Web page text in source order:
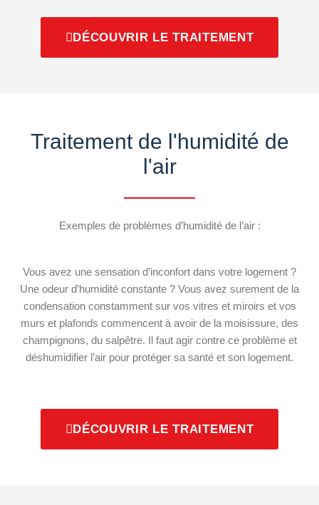
DÉCOUVRIR LE TRAITEMENT
Traitement de l'humidité de
l'air
Exemples de problèmes d’humidité de l’air :
Vous avez une sensation d’inconfort dans votre logement ?
Une odeur d’humidité constante ? Vous avez surement de la
condensation constamment sur vos vitres et miroirs et vos
murs et plafonds commencent à avoir de la moisissure, des
champignons, du salpêtre. Il faut agir contre ce problème et
déshumidifier l’air pour protéger sa santé et son logement.
DÉCOUVRIR LE TRAITEMENT